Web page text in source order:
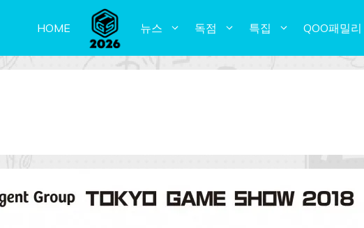
HOME 뉴스 독점 특집 QOO패밀리